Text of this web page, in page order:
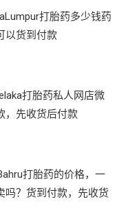
打胎药多少钱药
以货到付款
打胎药私人网店微
，先收货后付款
打胎药的价格，一
吗？货到付款，先收货